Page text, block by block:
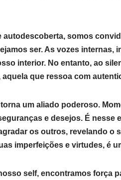
autodescoberta, somos
ser. As vozes
interior. No entanto, ao
que ressoa com
um aliado poderoso.
e desejos. É
os outros, revelando o
imperfeições e virtudes, é
self, encontramos força